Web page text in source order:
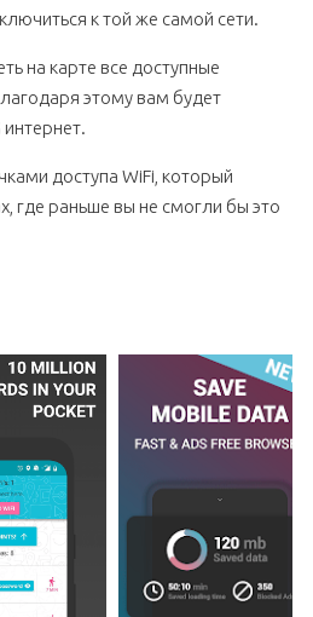
к той же самой сети.
на карте все доступные
этому вам будет
интернет.
доступа WiFi, который
где раньше вы не смогли бы это